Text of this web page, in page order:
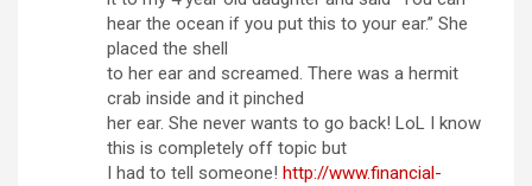
hear the ocean if you put this to your ear.” She
placed the shell
to her ear and screamed. There was a hermit
crab inside and it pinched
her ear. She never wants to go back! LoL I know
this is completely off topic but
I had to tell someone! http://www.financial-